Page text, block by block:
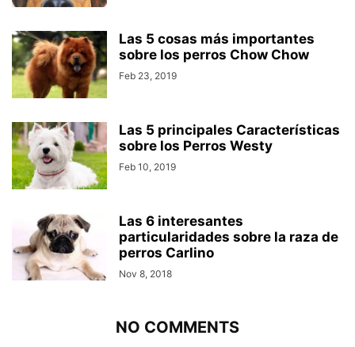
Las 5 cosas más importantes
sobre los perros Chow Chow
Feb 23, 2019
Las 5 principales Características
sobre los Perros Westy
Feb 10, 2019
Las 6 interesantes
particularidades sobre la raza de
perros Carlino
Nov 8, 2018
NO COMMENTS